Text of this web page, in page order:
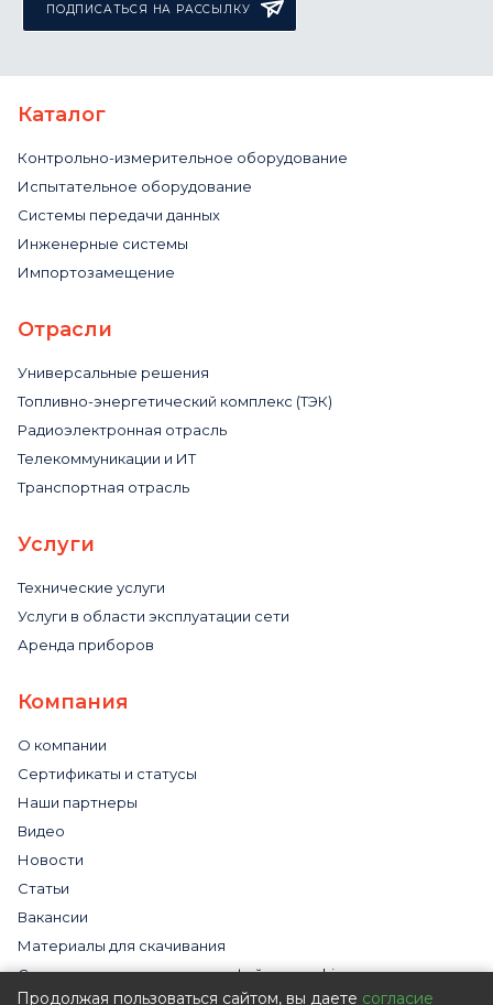
ПОДПИСАТЬСЯ НА РАССЫЛКУ
Каталог
Контрольно-измерительное оборудование
Испытательное оборудование
Системы передачи данных
Инженерные системы
Импортозамещение
Отрасли
Универсальные решения
Топливно-энергетический комплекс (ТЭК)
Радиоэлектронная отрасль
Телекоммуникации и ИТ
Транспортная отрасль
Услуги
Технические услуги
Услуги в области эксплуатации сети
Аренда приборов
Компания
О компании
Сертификаты и статусы
Наши партнеры
Видео
Новости
Статьи
Вакансии
Материалы для скачивания
Cогласие на использование файлов cookies
Продолжая пользоваться сайтом, вы даете согласие